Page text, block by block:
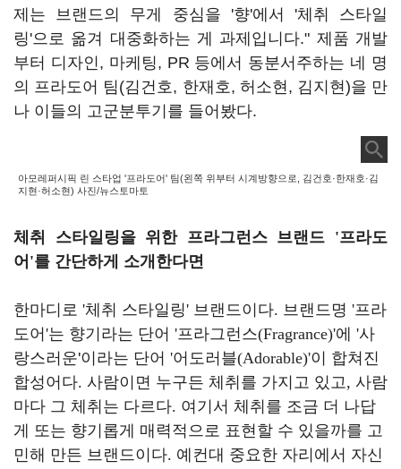
제는 브랜드의 무게 중심을 '향'에서 '체취 스타일
링'으로 옮겨 대중화하는 게 과제입니다." 제품 개발
부터 디자인, 마케팅, PR 등에서 동분서주하는 네 명
의 프라도어 팀(김건호, 한재호, 허소현, 김지현)을 만
나 이들의 고군분투기를 들어봤다.
아모레퍼시픽 린 스타업 '프라도어' 팀(왼쪽 위부터 시계방향으로, 김건호·한재호·김
지현·허소현) 사진/뉴스토마토
체취 스타일링을 위한 프라그런스 브랜드 '프라도
어 '를 간단하게 소개한다면
한마디로 '체취 스타일링' 브랜드이다. 브랜드명 '프라
도어 '는 향기라는 단어 '프라그런스(Fragrance)'에 '사
랑스러운'이라는 단어 '어도러블(Adorable)'이 합쳐진
합성어다. 사람이면 누구든 체취를 가지고 있고, 사람
마다 그 체취는 다르다. 여기서 체취를 조금 더 나답
게 또는 향기롭게 매력적으로 표현할 수 있을까를 고
민해 만든 브랜드이다. 예컨대 중요한 자리에서 자신